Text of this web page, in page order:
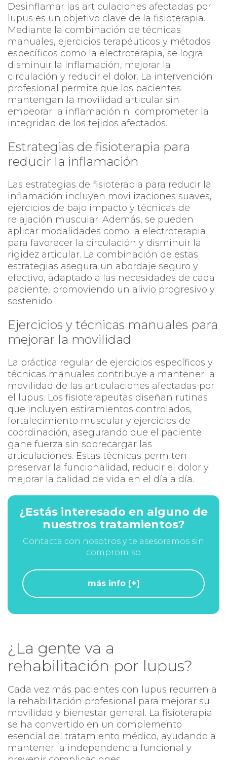
Desinflamar las articulaciones afectadas por
lupus es un objetivo clave de la fisioterapia.
Mediante la combinación de técnicas
manuales, ejercicios terapéuticos y métodos
específicos como la electroterapia, se logra
disminuir la inflamación, mejorar la
circulación y reducir el dolor. La intervención
profesional permite que los pacientes
mantengan la movilidad articular sin
empeorar la inflamación ni comprometer la
integridad de los tejidos afectados.
Estrategias de fisioterapia para
reducir la inflamación
Las estrategias de fisioterapia para reducir la
inflamación incluyen movilizaciones suaves,
ejercicios de bajo impacto y técnicas de
relajación muscular. Además, se pueden
aplicar modalidades como la electroterapia
para favorecer la circulación y disminuir la
rigidez articular. La combinación de estas
estrategias asegura un abordaje seguro y
efectivo, adaptado a las necesidades de cada
paciente, promoviendo un alivio progresivo y
sostenido.
Ejercicios y técnicas manuales para
mejorar la movilidad
La práctica regular de ejercicios específicos y
técnicas manuales contribuye a mantener la
movilidad de las articulaciones afectadas por
el lupus. Los fisioterapeutas diseñan rutinas
que incluyen estiramientos controlados,
fortalecimiento muscular y ejercicios de
coordinación, asegurando que el paciente
gane fuerza sin sobrecargar las
articulaciones. Estas técnicas permiten
preservar la funcionalidad, reducir el dolor y
mejorar la calidad de vida en el día a día.
¿Estás interesado en alguno de
nuestros tratamientos?
Contacta con nosotros y te asesoramos sin
compromiso
más info [+]
¿La gente va a
rehabilitación por lupus?
Cada vez más pacientes con lupus recurren a
la rehabilitación profesional para mejorar su
movilidad y bienestar general. La fisioterapia
se ha convertido en un complemento
esencial del tratamiento médico, ayudando a
mantener la independencia funcional y